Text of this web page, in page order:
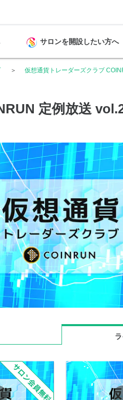
サロンを開設したい方へ
仮想通貨トレーダーズクラブ
定例放送